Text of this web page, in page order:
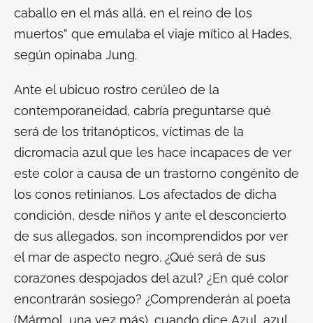
caballo en el más allá, en el reino de los
muertos” que emulaba el viaje mítico al Hades,
según opinaba Jung.
Ante el ubicuo rostro cerúleo de la
contemporaneidad, cabría preguntarse qué
será de los tritanópticos, víctimas de la
dicromacia azul que les hace incapaces de ver
este color a causa de un trastorno congénito de
los conos retinianos. Los afectados de dicha
condición, desde niños y ante el desconcierto
de sus allegados, son incomprendidos por ver
el mar de aspecto negro. ¿Qué será de sus
corazones despojados del azul? ¿En qué color
encontrarán sosiego? ¿Comprenderán al poeta
(Mármol, una vez más), cuando dice Azul, azul